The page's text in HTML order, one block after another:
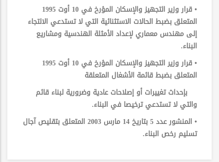
• قرار وزير التجهيز والإسكان المؤرخ في 10 أوت 1995
المتعلق بضبط الحالات الاستثنائية التي لا تستدعي الالتجاء
إلى مهندس معماري لإعداد الأمثلة الهندسية ومشاريع
البناء.
• قرار وزير التجهيز والإسكان المؤرخ في 10 أوت 1995
المتعلق بضبط قائمة الأشغال المتعلقة
بإحداث تغييرات أو إصلاحات عادية وضرورية لبناء قائم
والتي لا تستدعي ترخيصا في البناء.
• المنشور عدد 5 بتاريخ 14 مارس 2003 المتعلق بتقليص آجال
تسليم رخص البناء.